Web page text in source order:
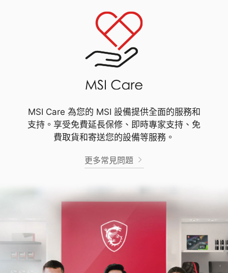
MSI Care 為您的 MSI 設備提供全面的服務和
支持。享受免費延長保修、即時專家支持、免
費取貨和寄送您的設備等服務。
更多常見問題